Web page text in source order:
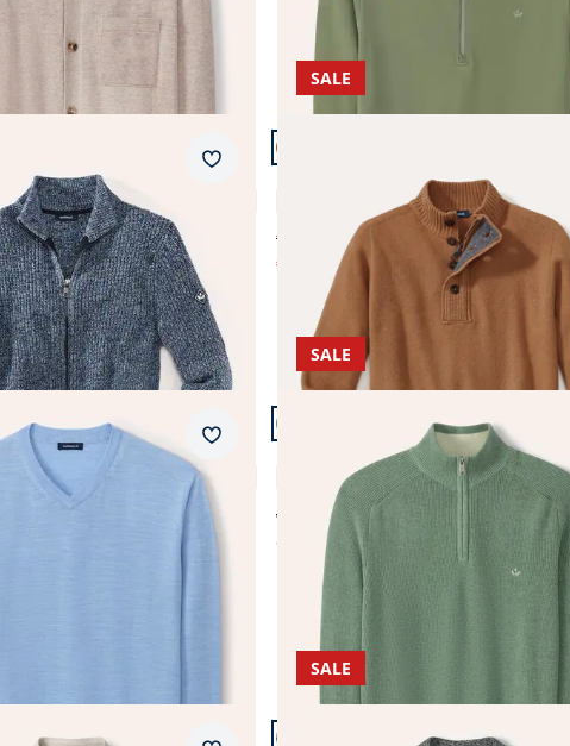
5,0 (4)
Merkzettel
Artikel 7 von 24.
SALE
Premium Lammwoll-Troyer
5,0 (10)
€ 189,99
€ 49,99 (-74%)
Extrafein
4,6 (21)
Merkzettel
Artikel 11 von 24.
SALE
Gerippter Baumwoll-Troyer
4,9 (8)
ab € 89,99
ab € 49,99 (-44%)
Artikel 15 von 24.
SALE